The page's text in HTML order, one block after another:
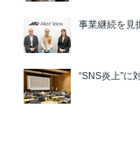
事業継続を見
“SNS炎上”に